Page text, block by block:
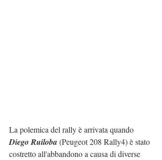
La polemica del rally è arrivata quando
Diego Ruiloba (Peugeot 208 Rally4) è stato
costretto all'abbandono a causa di diverse